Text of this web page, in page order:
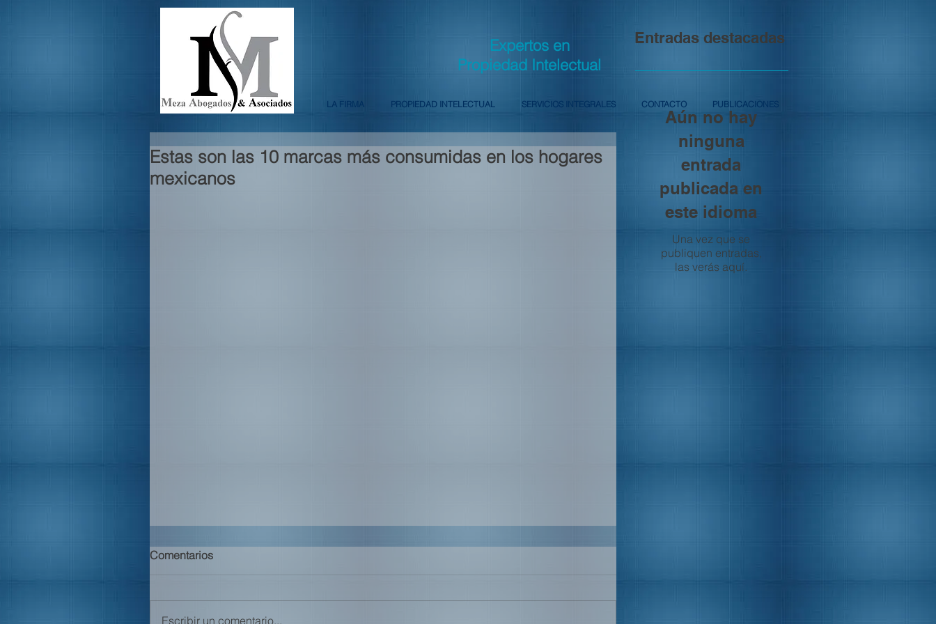
Expertos en
Propiedad Intelectual
LA FIRMA PROPIEDAD INTELECTUAL SERVICIOS INTEGRALES CONTACTO PUBLICACIONES
Entradas destacadas
Estas son las 10 marcas más consumidas en los hogares
mexicanos
Comentarios
Escribir un comentario...
Aún no hay
ninguna
entrada
publicada en
este idioma
Una vez que se
publiquen entradas,
las verás aquí.